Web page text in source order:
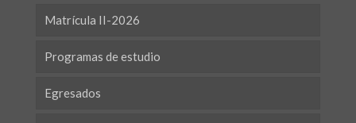
Matrícula II-2026
Programas de estudio
Egresados